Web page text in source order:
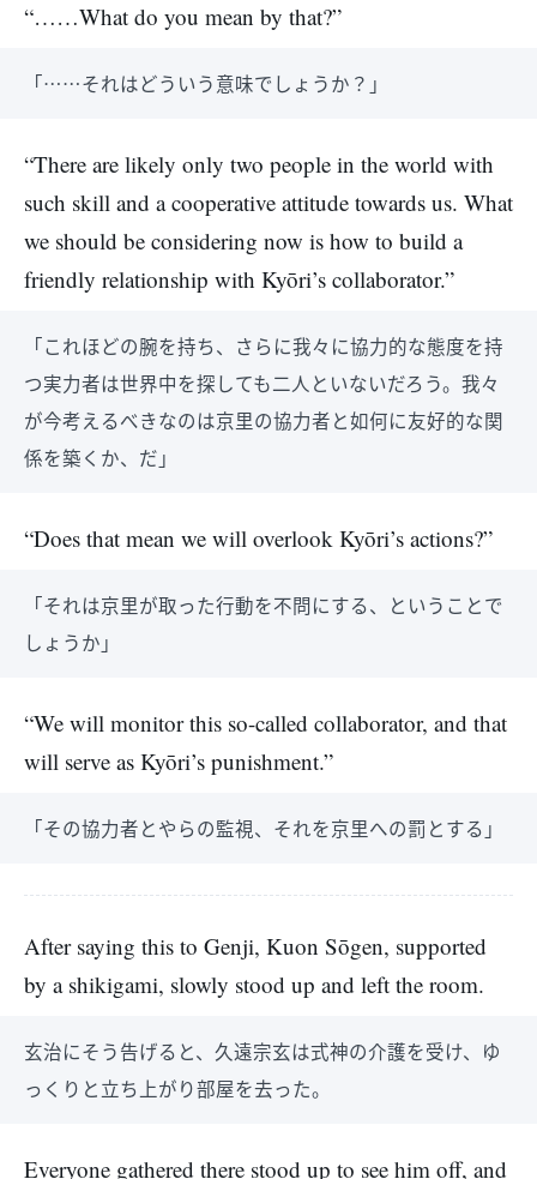
“……What do you mean by that?”
「……それはどういう意味でしょうか？」
“There are likely only two people in the world with
such skill and a cooperative attitude towards us. What
we should be considering now is how to build a
friendly relationship with Kyōri’s collaborator.”
「これほどの腕を持ち、さらに我々に協力的な態度を持
つ実力者は世界中を探しても二人といないだろう。我々
が今考えるべきなのは京里の協力者と如何に友好的な関
係を築くか、だ」
“Does that mean we will overlook Kyōri’s actions?”
「それは京里が取った行動を不問にする、ということで
しょうか」
“We will monitor this so-called collaborator, and that
will serve as Kyōri’s punishment.”
「その協力者とやらの監視、それを京里への罰とする」
After saying this to Genji, Kuon Sōgen, supported
by a shikigami, slowly stood up and left the room.
玄治にそう告げると、久遠宗玄は式神の介護を受け、ゆ
っくりと立ち上がり部屋を去った。
Everyone gathered there stood up to see him off, and